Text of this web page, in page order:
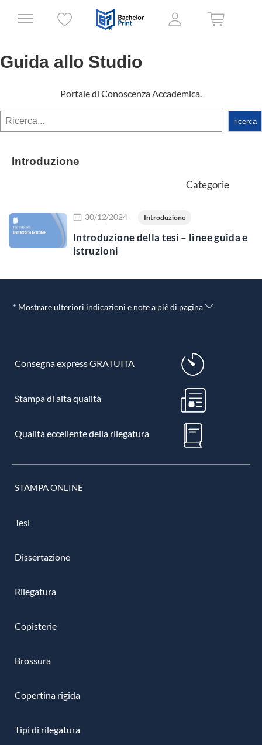
Guida allo Studio
Portale di Conoscenza Accademica.
rechercher ricerca
Introduzione
Categorie
30/12/2024 Introduzione
Introduzione della tesi – linee guida e
istruzioni
* Mostrare ulteriori indicazioni e note a piè di pagina
Consegna express GRATUITA
Stampa di alta qualità
Qualità eccellente della rilegatura
STAMPA ONLINE
Tesi
Dissertazione
Rilegatura
Copisterie
Brossura
Copertina rigida
Tipi di rilegatura